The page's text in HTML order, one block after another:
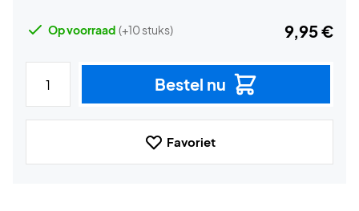
Op voorraad (+10 stuks) 9,95 €
Bestel nu
Favoriet